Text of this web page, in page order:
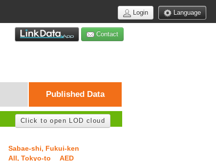
Language
Login
Contact
Published Data
Click to open LOD cloud
Sabae-shi, Fukui-ken
All, Tokyo-to
AED